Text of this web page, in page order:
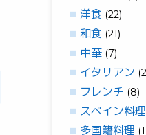
洋食 (22)
和食 (21)
中華 (7)
イタリアン
フレンチ (8)
スペイン料理
多国籍料理